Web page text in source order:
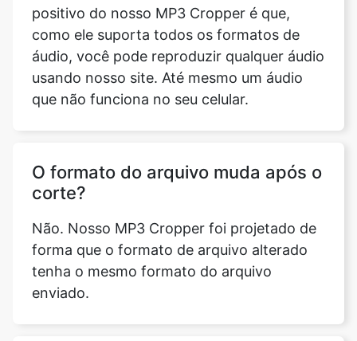
usando nosso site. Até mesmo um áudio
que não funciona no seu celular.
O formato do arquivo muda após o
forma que o formato de arquivo alterado
tenha o mesmo formato do arquivo
enviado.
O que acontecerá se eu atualizar o